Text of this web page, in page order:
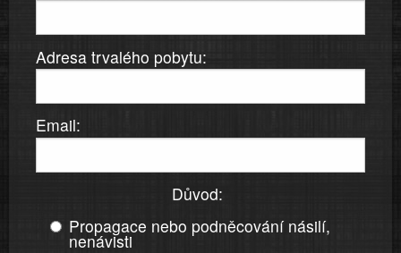
Adresa trvalého pobytu:
Email:
Důvod:
Propagace nebo podněcování násilí,
nenávisti